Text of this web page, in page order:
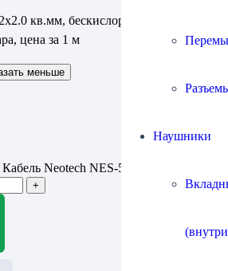
Наушники
кв.мм, бескислородная медь,
цена за 1 м
меньше
Neotech NES-5002